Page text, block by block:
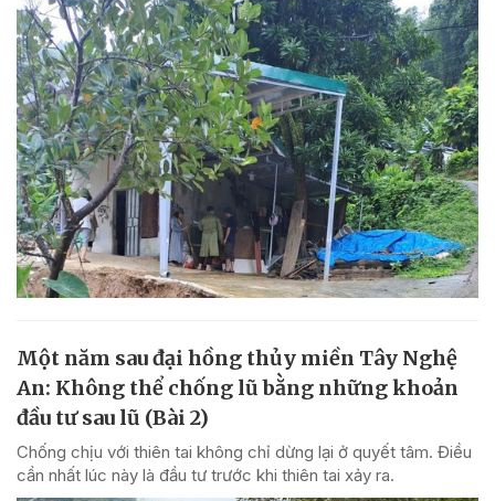
Một năm sau đại hồng thủy miền Tây Nghệ
An: Không thể chống lũ bằng những khoản
đầu tư sau lũ (Bài 2)
Chống chịu với thiên tai không chỉ dừng lại ở quyết tâm. Điều
cần nhất lúc này là đầu tư trước khi thiên tai xảy ra.